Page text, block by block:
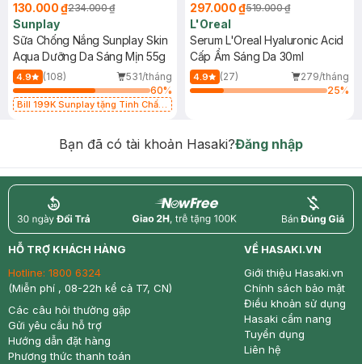
130.000 ₫234.000 ₫
Sunplay
Sữa Chống Nắng Sunplay Skin
Aqua Dưỡng Da Sáng Mịn 55g
4.9 (108)
531/tháng
60%
Bill 199K Sunplay tặng Tinh Chất
297.000 ₫519.000 ₫
L'Oreal
Serum L'Oreal Hyaluronic Acid
Cấp Ẩm Sáng Da 30ml
4.9 (27)
279/tháng
25%
Bạn đã có tài khoản Hasaki?Đăng nhập
return nowfree price
HỖ TRỢ KHÁCH HÀNG
Hotline: 1800 6324
(Miễn phí , 08-22h kể cả T7, CN)
Các câu hỏi thường gặp
Gửi yêu cầu hỗ trợ
Hướng dẫn đặt hàng
Phương thức thanh toán
VỀ HASAKI.VN
Giới thiệu Hasaki.vn
Chính sách bảo mật
Điều khoản sử dụng
Hasaki cẩm nang
Tuyển dụng
Liên hệ